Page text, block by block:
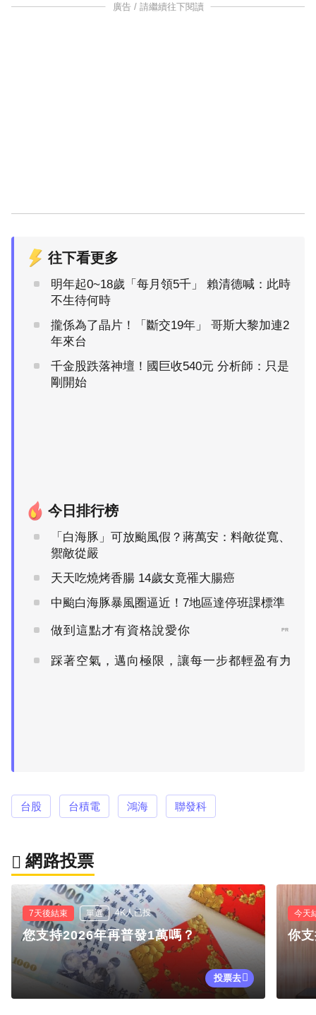
廣告 / 請繼續往下閱讀
往下看更多
明年起0~18歲「每月領5千」 賴清德喊：此時
不生待何時
攏係為了晶片！「斷交19年」 哥斯大黎加連2
年來台
千金股跌落神壇！國巨收540元 分析師：只是
剛開始
今日排行榜
「白海豚」可放颱風假？蔣萬安：料敵從寬、
禦敵從嚴
天天吃燒烤香腸 14歲女竟罹大腸癌
中颱白海豚暴風圈逼近！7地區達停班課標準
做到這點才有資格說愛你 PR
踩著空氣，邁向極限，讓每一步都輕盈有力
PR
台股 台積電 鴻海 聯發科
網路投票
7天後結束 單選 4K人已投
您支持2026年再普發1萬嗎？
投票去
今天
你